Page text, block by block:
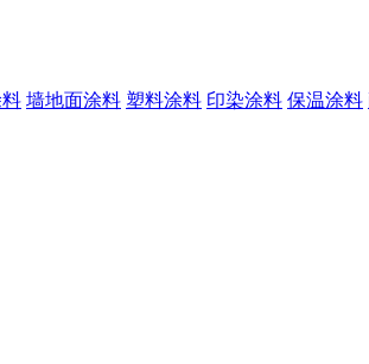
墙地面涂料 塑料涂料 印染涂料 保温涂料